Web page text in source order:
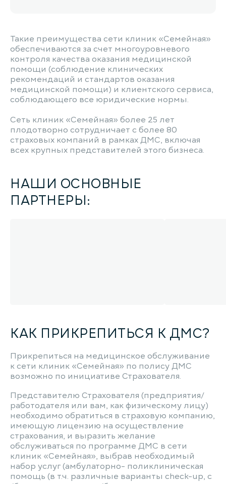
Такие преимущества сети клиник «Семейная»
обеспечиваются за счет многоуровневого
контроля качества оказания медицинской
помощи (соблюдение клинических
рекомендаций и стандартов оказания
медицинской помощи) и клиентского сервиса,
соблюдающего все юридические нормы.
Сеть клиник «Семейная» более 25 лет
плодотворно сотрудничает с более 80
страховых компаний в рамках ДМС, включая
всех крупных представителей этого бизнеса.
НАШИ ОСНОВНЫЕ
ПАРТНЕРЫ:
КАК ПРИКРЕПИТЬСЯ К ДМС?
Прикрепиться на медицинское обслуживание
к сети клиник «Семейная» по полису ДМС
возможно по инициативе Страхователя.
Представителю Страхователя (предприятия/
работодателя или вам, как физическому лицу)
необходимо обратиться в страховую компанию,
имеющую лицензию на осуществление
страхования, и выразить желание
обслуживаться по программе ДМС в сети
клиник «Семейная», выбрав необходимый
набор услуг (амбулаторно- поликлиническая
помощь (в т.ч. различные варианты check-up, с